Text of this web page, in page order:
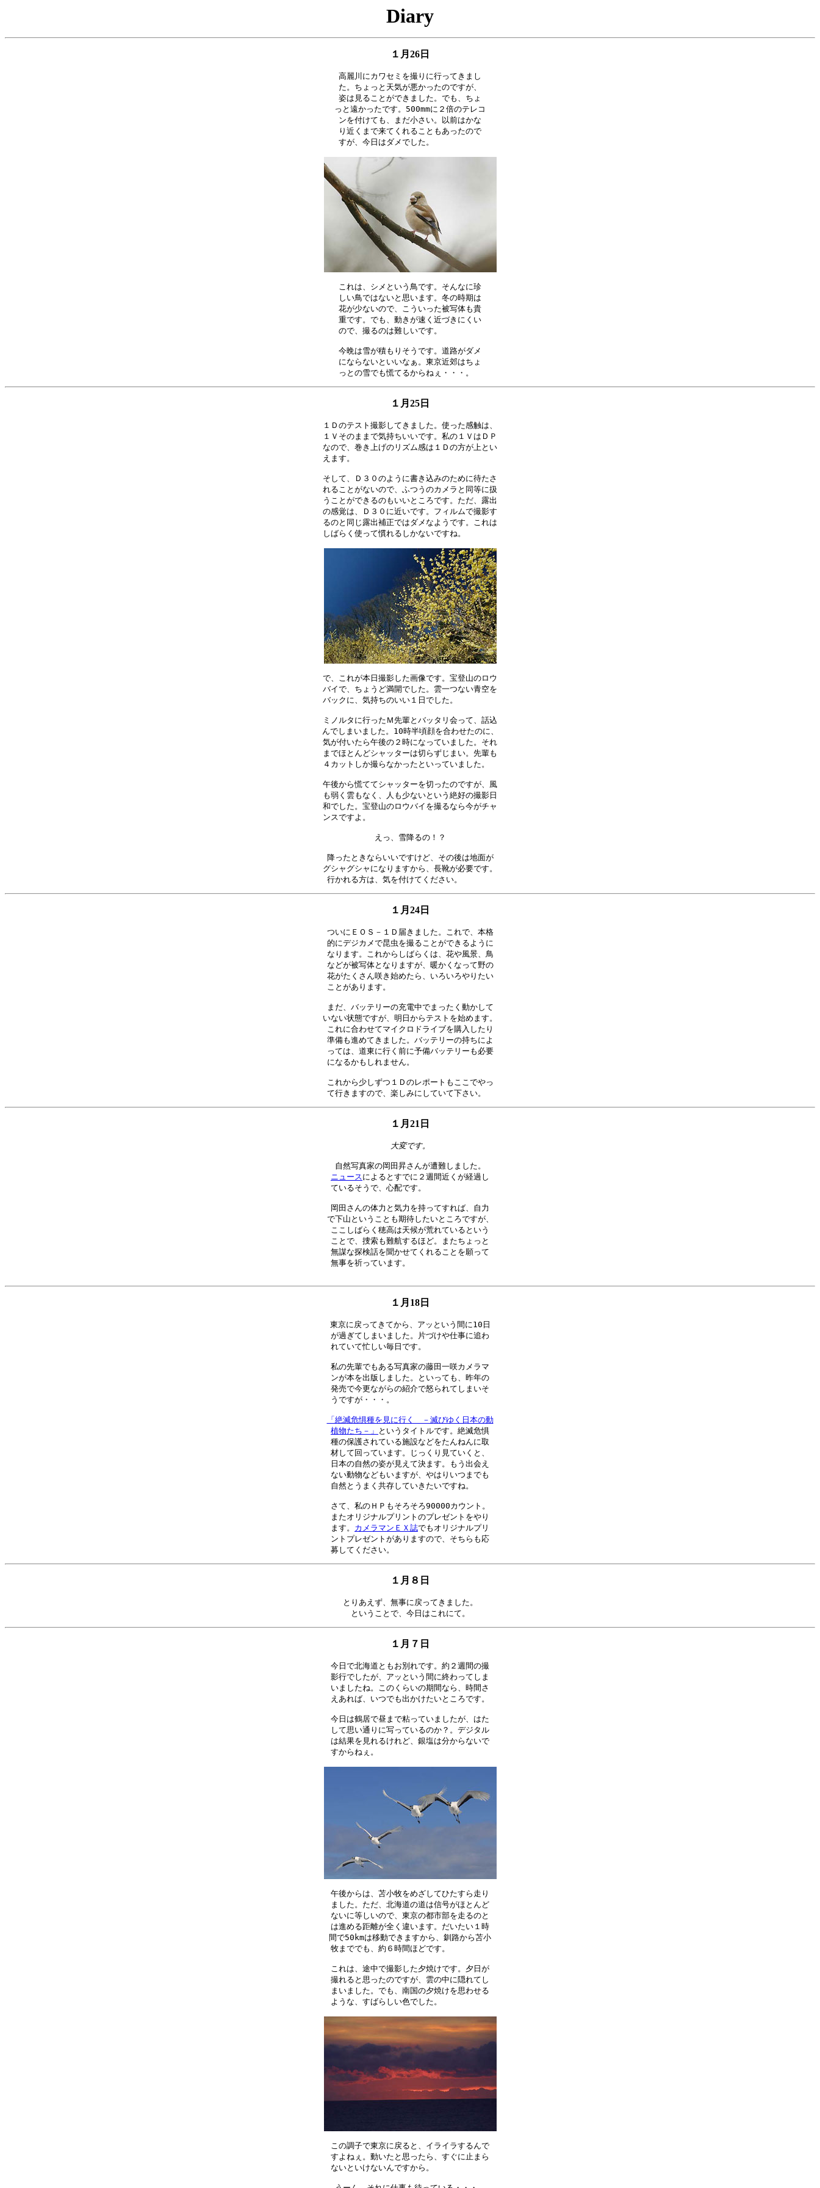
Diary
１月26日
高麗川にカワセミを撮りに行ってきまし
た。ちょっと天気が悪かったのですが、
姿は見ることができました。でも、ちょ
っと遠かったです。500mmに２倍のテレコ
ンを付けても、まだ小さい。以前はかな
り近くまで来てくれることもあったので
すが、今日はダメでした。
これは、シメという鳥です。そんなに珍
しい鳥ではないと思います。冬の時期は
花が少ないので、こういった被写体も貴
重です。でも、動きが速く近づきにくい
ので、撮るのは難しいです。
今晩は雪が積もりそうです。道路がダメ
にならないといいなぁ。東京近郊はちょ
１月25日
１Ｄのテスト撮影してきました。使った感触は、
１Ｖそのままで気持ちいいです。私の１ＶはＤＰ
なので、巻き上げのリズム感は１Ｄの方が上とい
えます。
そして、Ｄ３０のように書き込みのために待たさ
れることがないので、ふつうのカメラと同等に扱
うことができるのもいいところです。ただ、露出
の感覚は、Ｄ３０に近いです。フィルムで撮影す
るのと同じ露出補正ではダメなようです。これは
しばらく使って慣れるしかないですね。
で、これが本日撮影した画像です。宝登山のロウ
バイで、ちょうど満開でした。雲一つない青空を
バックに、気持ちのいい１日でした。
ミノルタに行ったＭ先輩とバッタリ会って、話込
んでしまいました。10時半頃顔を合わせたのに、
気が付いたら午後の２時になっていました。それ
までほとんどシャッターは切らずじまい。先輩も
４カットしか撮らなかったといっていました。
午後から慌ててシャッターを切ったのですが、風
も弱く雲もなく、人も少ないという絶好の撮影日
和でした。宝登山のロウバイを撮るなら今がチャ
ンスですよ。
えっ、雪降るの！？
降ったときならいいですけど、その後は地面が
グシャグシャになりますから、長靴が必要です。
１月24日
ついにＥＯＳ－１Ｄ届きました。これで、本格
的にデジカメで昆虫を撮ることができるように
なります。これからしばらくは、花や風景、鳥
などが被写体となりますが、暖かくなって野の
花がたくさん咲き始めたら、いろいろやりたい
ことがあります。
まだ、バッテリーの充電中でまったく動かして
いない状態ですが、明日からテストを始めます。
これに合わせてマイクロドライブを購入したり
準備も進めてきました。バッテリーの持ちによ
っては、道東に行く前に予備バッテリーも必要
になるかもしれません。
これから少しずつ１Ｄのレポートもここでやっ
１月21日
大変です。
ニュースによるとすでに２週間近くが経過し
ているそうで、心配です。
岡田さんの体力と気力を持ってすれば、自力
で下山ということも期待したいところですが、
ここしばらく穂高は天候が荒れているという
ことで、捜索も難航するほど。またちょっと
無謀な探検話を聞かせてくれることを願って
無事を祈っています。
１月18日
東京に戻ってきてから、アッという間に10日
が過ぎてしまいました。片づけや仕事に追わ
れていて忙しい毎日です。
私の先輩でもある写真家の藤田一咲カメラマ
ンが本を出版しました。といっても、昨年の
発売で今更ながらの紹介で怒られてしまいそ
「絶滅危惧種を見に行く　－滅びゆく日本の動
植物たち－」 というタイトルです。絶滅危惧
種の保護されている施設などをたんねんに取
材して回っています。じっくり見ていくと、
日本の自然の姿が見えて決ます。もう出会え
ない動物などもいますが、やはりいつまでも
自然とうまく共存していきたいですね。
さて、私のＨＰもそろそろ90000カウント。
またオリジナルプリントのプレゼントをやり
ます。 カメラマンＥＸ誌でもオリジナルプリ
ントプレゼントがありますので、そちらも応
募してください。
１月８日
とりあえず、無事に戻ってきました。
ということで、今日はこれにて。
１月７日
今日で北海道ともお別れです。約２週間の撮
影行でしたが、アッという間に終わってしま
いましたね。このくらいの期間なら、時間さ
えあれば、いつでも出かけたいところです。
今日は鶴居で昼まで粘っていましたが、はた
して思い通りに写っているのか？。デジタル
は結果を見れるけれど、銀塩は分からないで
すからねぇ。
午後からは、苫小牧をめざしてひたすら走り
ました。ただ、北海道の道は信号がほとんど
ないに等しいので、東京の都市部を走るのと
は進める距離が全く違います。だいたい１時
間で50kmは移動できますから、釧路から苫小
牧まででも、約６時間ほどです。
これは、途中で撮影した夕焼けです。夕日が
撮れると思ったのですが、雲の中に隠れてし
まいました。でも、南国の夕焼けを思わせる
ような、すばらしい色でした。
この調子で東京に戻ると、イライラするんで
すよねぇ。動いたと思ったら、すぐに止まら
ないといけないんですから。